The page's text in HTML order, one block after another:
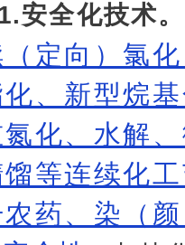
安全化技术。
定向）氯
、新型烷
化、水解
等连续化
药、染（